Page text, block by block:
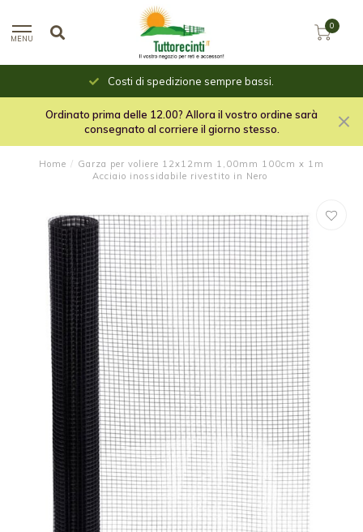
MENU
0
Costi di spedizione sempre bassi.
Ordinato prima delle 12.00? Allora il vostro ordine sarà
consegnato al corriere il giorno stesso.
Home / Garza per voliere 12x12mm 1,00mm 100cm x 1m
Acciaio inossidabile rivestito in Nero